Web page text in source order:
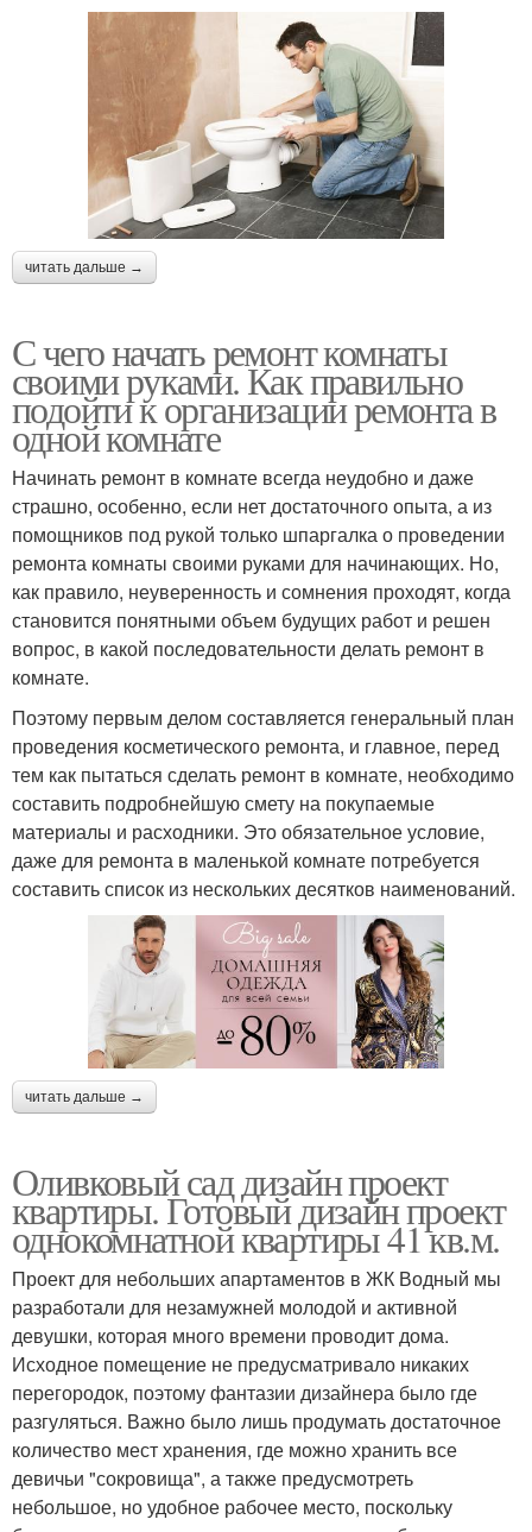
читать дальше →
С чего начать ремонт комнаты
своими руками. Как правильно
подойти к организации ремонта в
одной комнате
Начинать ремонт в комнате всегда неудобно и даже
страшно, особенно, если нет достаточного опыта, а из
помощников под рукой только шпаргалка о проведении
ремонта комнаты своими руками для начинающих. Но,
как правило, неуверенность и сомнения проходят, когда
становится понятными объем будущих работ и решен
вопрос, в какой последовательности делать ремонт в
комнате.
Поэтому первым делом составляется генеральный план
проведения косметического ремонта, и главное, перед
тем как пытаться сделать ремонт в комнате, необходимо
составить подробнейшую смету на покупаемые
материалы и расходники. Это обязательное условие,
даже для ремонта в маленькой комнате потребуется
составить список из нескольких десятков наименований.
читать дальше →
Оливковый сад дизайн проект
квартиры. Готовый дизайн проект
однокомнатной квартиры 41 кв.м.
Проект для небольших апартаментов в ЖК Водный мы
разработали для незамужней молодой и активной
девушки, которая много времени проводит дома.
Исходное помещение не предусматривало никаких
перегородок, поэтому фантазии дизайнера было где
разгуляться. Важно было лишь продумать достаточное
количество мест хранения, где можно хранить все
девичьи "сокровища", а также предусмотреть
небольшое, но удобное рабочее место, поскольку